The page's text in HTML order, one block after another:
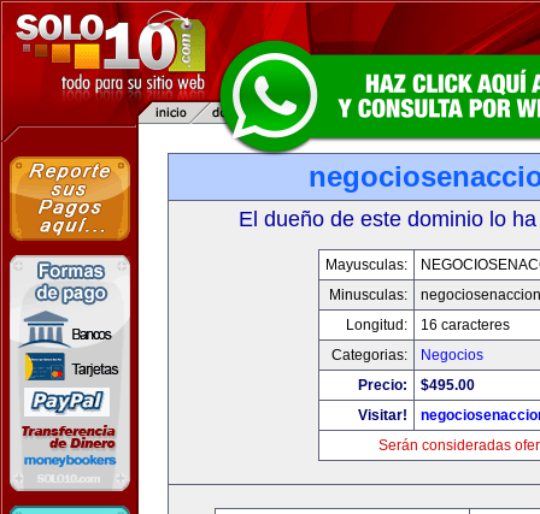
El dueño de este dominio lo
Mayusculas:
Minusculas:
Longitud:
16 caracteres
Categorias:
Negocios
Precio:
$495.00
Visitar!
Serán consideradas